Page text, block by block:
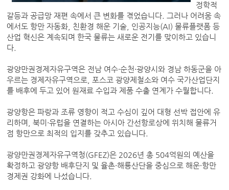
정학적
갈등과 공급망 재편 속에서 큰 변화를 겪었습니다. 그러나 어려움 속
에서도 항만 자동화, 친환경 해운 기술, 인공지능(AI) 물류플랫폼 등
산업 혁신은 계속되며 한국 물류는 새로운 전기를 맞이하고 있습니
다.
광양만권경제자유구역은 전남 여수·순천·광양시와 경남 하동군을 아
우르는 경제자유구역으로, 포스코 광양제철소와 여수 국가산업단지
를 배후에 두고 있어 원재료 수입과 제품 수출 연계가 수월합니다.
광양항은 파랑과 조류 영향이 적고 수심이 깊어 대형 선박 접안에 유
리하며, 북미·유럽을 연결하는 아시아 간선항로상에 위치해 물류거
점 항만으로 최적의 입지를 갖추고 있습니다.
광양만권경제자유구역청(GFEZ)은 2026년 총 504억원의 예산을
확정하고 광양항 배후단지 및 율촌·해룡산단을 중심으로 해운·항만
경제권 강화에 나섰습니다.